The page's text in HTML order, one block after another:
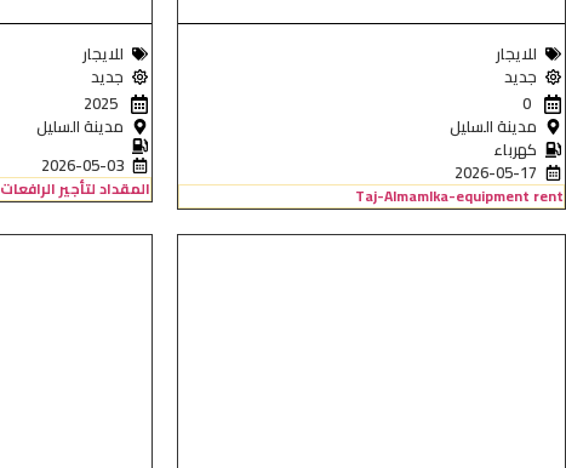
للايجار
جديد
0
مدينة السليل
كهرباء
2026-05-17
Taj-Almamlka-equipment rent
للايجار
جديد
2025
مدينة السليل
2026-05-03
المقداد لتأجير الرافعات